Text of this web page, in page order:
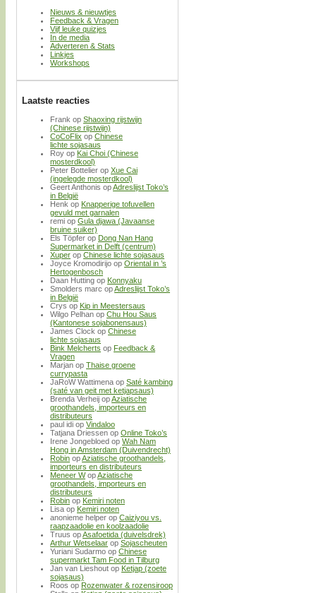
Nieuws & nieuwtjes
Feedback & Vragen
Vijf leuke quizjes
In de media
Adverteren & Stats
Linkjes
Workshops
Laatste reacties
Frank op Shaoxing rijstwijn
(Chinese rijstwijn)
CoCoFlix op Chinese
lichte sojasaus
Roy op Kai Choi (Chinese
mosterdkool)
Peter Bottelier op Xue Cai
(ingelegde mosterdkool)
Geert Anthonis opAdreslijst Toko’s
in België
Henk op Knapperige tofuvellen
gevuld met garnalen
remi op Gula djawa (Javaanse
bruine suiker)
Els Töpfer op Dong Nan Hang
Supermarket in Delft (centrum)
Xuper op Chinese lichte sojasaus
Joyce Kromodirijo op Oriental in ’s
Hertogenbosch
Daan Hutting op Konnyaku
Smolders marc opAdreslijst Toko’s
in België
Crys op Kip in Meestersaus
Wilgo Pelhan op Chu Hou Saus
(Kantonese sojabonensaus)
James Clock op Chinese
lichte sojasaus
Bink Melcherts op Feedback &
Vragen
Marjan op Thaise groene
currypasta
JaRoW Wattimena op Saté kambing
(saté van geit met ketjapsaus)
Brenda Verheij opAziatische
groothandels, importeurs en
distributeurs
paul idi op Vindaloo
Tatjana Driessen op Online Toko’s
Irene Jongebloed op Wah Nam
Hong in Amsterdam (Duivendrecht)
Robin opAziatische groothandels,
importeurs en distributeurs
Meneer WopAziatische
groothandels, importeurs en
distributeurs
Robin op Kemiri noten
Lisa op Kemiri noten
anonieme helper op Caiziyou vs.
raapzaadolie en koolzaadolie
Truus opAsafoetida (duivelsdrek)
Arthur Wetselaar op Sojascheuten
Yuriani Sudarmo op Chinese
supermarkt Tam Food in Tilburg
Jan van Lieshout op Ketjap (zoete
sojasaus)
Roos op Rozenwater & rozensiroop